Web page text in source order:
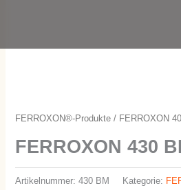
FERROXON®-Produkte / FERROXON
FERROXON 430
Artikelnummer:430 BM Kategorie: